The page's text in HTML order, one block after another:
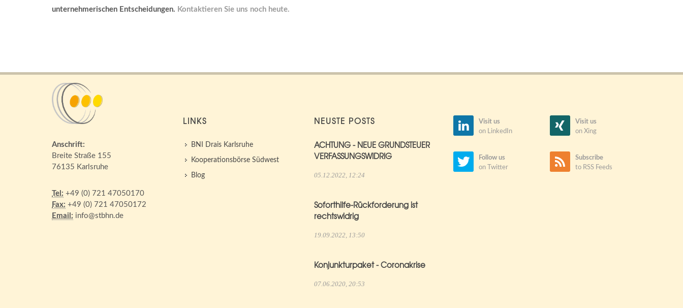
unternehmerischen Entscheidungen. Kontaktieren Sie uns noch heute.
Anschrift:
Breite Straße 155
76135 Karlsruhe
Tel: +49 (0) 721 47050170
Fax: +49 (0) 721 47050172
Email: info@stbhn.de
LINKS
BNI Drais Karlsruhe
Kooperationsbörse Südwest
Blog
NEUSTE POSTS
ACHTUNG - NEUE GRUNDSTEUER
VERFASSUNGSWIDRIG
05.12.2022, 12:24
Soforthilfe-Rückforderung ist
rechtswidrig
19.09.2022, 13:50
Konjunkturpaket - Coronakrise
07.06.2020, 20:53
Visit us
on LinkedIn
Visit us
on Xing
Follow us
on Twitter
Subscribe
to RSS Feeds